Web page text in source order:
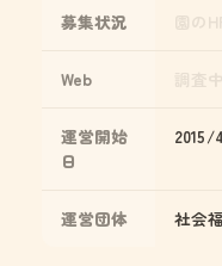
募集状況
Web
運営開始
日
2015/
運営団体 社会